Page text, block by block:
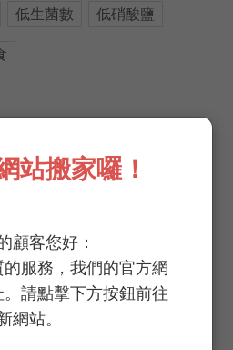
站搬家囉！
顧客您好：
服務，我們的官方網
請點擊下方按鈕前往
網站。
低生菌數 低硝酸鹽
與專注 每週新鮮採收送到
脆，洗手免洗菜新鮮入口安
味無縫接軌，選擇《野菜鮮